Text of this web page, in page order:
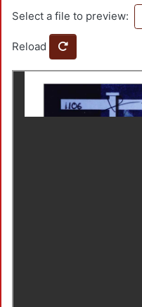
Select a file to preview:
Reload